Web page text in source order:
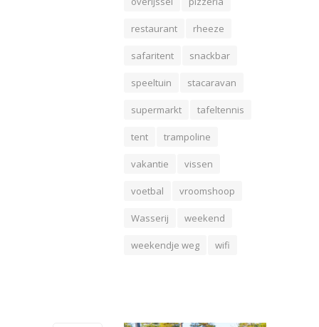
restaurant rheeze
safaritent snackbar
speeltuin stacaravan
supermarkt tafeltennis
tent trampoline
vakantie vissen
voetbal vroomshoop
Wasserij weekend
weekendje weg wifi